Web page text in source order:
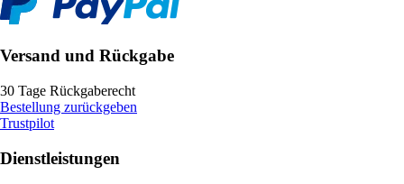
Versand und Rückgabe
30 Tage Rückgaberecht
Bestellung zurückgeben
Trustpilot
Dienstleistungen